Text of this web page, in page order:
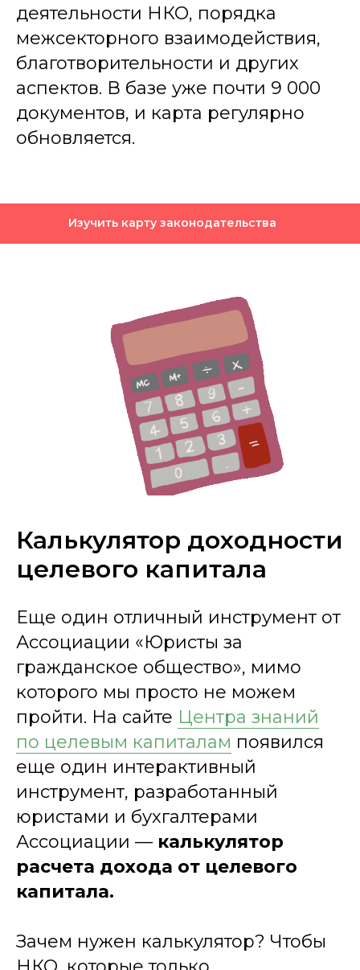
деятельности НКО, порядка
межсекторного взаимодействия,
благотворительности и других
аспектов. В базе уже почти 9 000
документов, и карта регулярно
обновляется.
Изучить карту законодательства
Калькулятор доходности
целевого капитала
Еще один отличный инструмент от
Ассоциации «Юристы за
гражданское общество», мимо
которого мы просто не можем
пройти. На сайте Центра знаний
по целевым капиталам появился
еще один интерактивный
инструмент, разработанный
юристами и бухгалтерами
Ассоциации — калькулятор
расчета дохода от целевого
капитала.
Зачем нужен калькулятор? Чтобы